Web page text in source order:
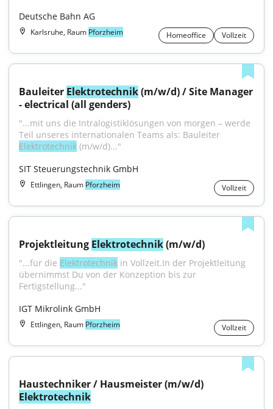
Deutsche Bahn AG
Karlsruhe, Raum Pforzheim Homeoffice Vollzeit
Bauleiter Elektrotechnik (m/w/d) / Site Manager
- electrical (all genders)
"...mit uns die Intralogistiklösungen von morgen – werde
Elektrotechnik (m/w/d)..."
SIT Steuerungstechnik GmbH
Ettlingen, Raum Pforzheim Vollzeit
Projektleitung Elektrotechnik (m/w/d)
"...für die Elektrotechnik in Vollzeit.In der Projektleitung
übernimmst Du von der Konzeption bis zur
Fertigstellung..."
IGT Mikrolink GmbH
Ettlingen, Raum Pforzheim Vollzeit
Elektrotechnik